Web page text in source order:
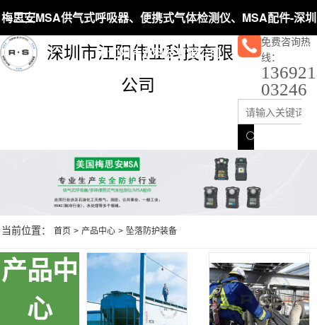
梅思安MSA供气式呼吸器、便携式气体检测仪、MSA配件-深圳
市江阳伟业科技有限公司
深圳市江阳伟业科技有限
公司
免费咨询热
线：
136921
03246
当前位置： 首页 > 产品中心 > 坠落防护装备
产品中
心